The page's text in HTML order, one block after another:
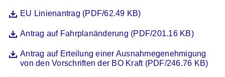
DateiEU Linienantrag (PDF/62.49 KB)
Öffnet sich in einem neuen Fenster
DateiAntrag auf Fahrplanänderung (PDF/201.16 KB)
Öffnet sich in einem neuen Fenster
DateiAntrag auf Erteilung einer Ausnahmegenehmigung
von den Vorschriften der BO Kraft (PDF/246.76 KB)
Öffnet sich in einem neuen Fenster